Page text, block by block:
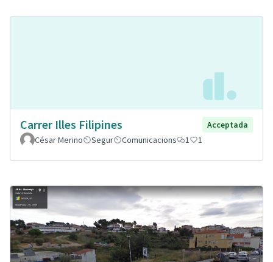
Carrer Illes Filipines
Acceptada
César Merino
Segur Comunicacions 1 1